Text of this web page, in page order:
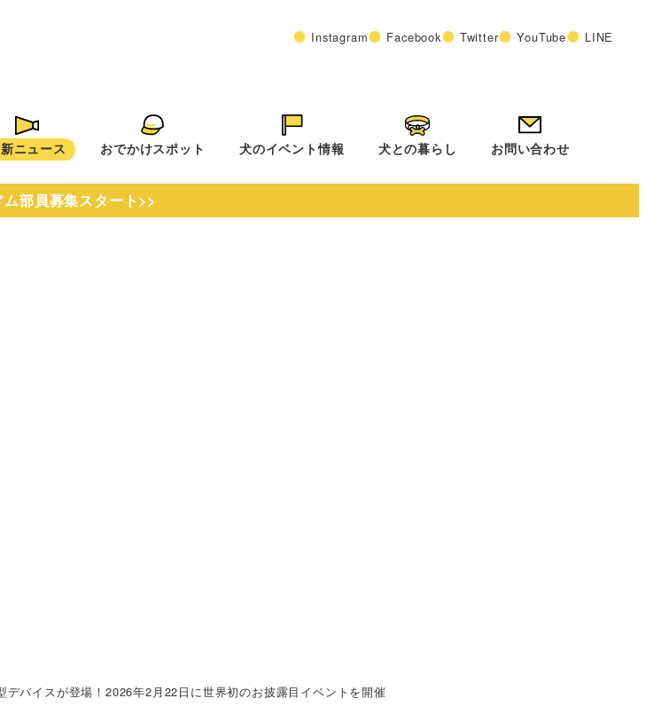
Instagram Facebook Twitter YouTube LINE
ニュース おでかけスポット 犬のイベント情報 犬との暮らし お問い合わせ
ム部員募集スタート>>
デバイスが登場！2026年2月22日に世界初のお披露目イベントを開催